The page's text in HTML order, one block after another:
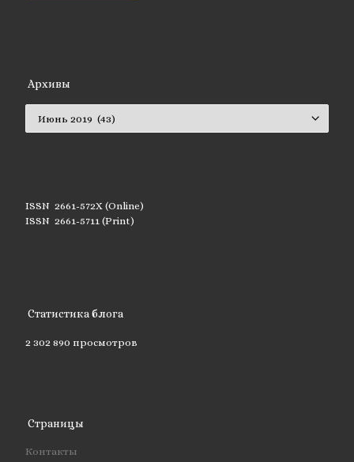
Архивы
ISSN 2661-572X (Online)
ISSN 2661-5711 (Print)
Статистика блога
2 302 890 просмотров
Страницы
Контакты